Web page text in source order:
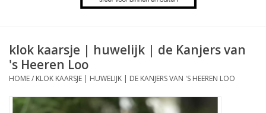
Geurkaarsen
klok kaarsje | huwelijk | de Kanjers van
's Heeren Loo
HOME/ KLOK KAARSJE | HUWELIJK | DE KANJERS VAN 'S HEEREN LOO